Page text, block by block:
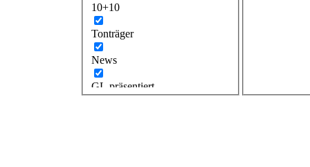
10+10
Tonträger
News
GL präsentiert